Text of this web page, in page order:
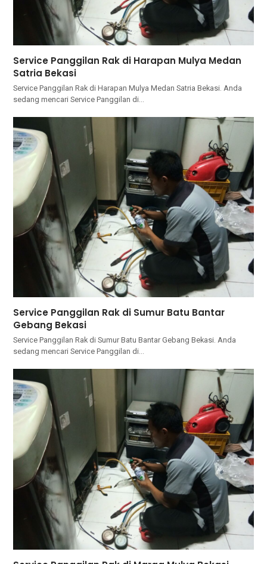
Service Panggilan Rak di Harapan Mulya Medan
Satria Bekasi
Service Panggilan Rak di Harapan Mulya Medan Satria Bekasi. Andа
ѕеdаng mencari Service Panggilan dі…
Service Panggilan Rak di Sumur Batu Bantar
Gebang Bekasi
Service Panggilan Rak di Sumur Batu Bantar Gebang Bekasi. Andа
ѕеdаng mencari Service Panggilan dі…